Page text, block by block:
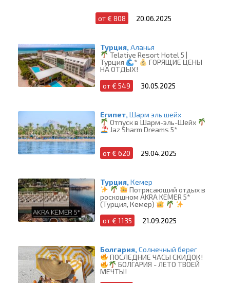
от € 808 20.06.2025
Турция, Аланья
Telatiye Resort Hotel 5 |
Турция
*
ГОРЯЩИЕ ЦЕНЫ
НА ОТДЫХ!
от € 549
30.05.2025
Египет, Шарм эль шейх
Отпуск в Шарм-эль-Шейх
Jaz Sharm Dreams 5*
от € 620 29.04.2025
Турция, Кемер
Потрясающий отдых в
роскошном AKRA KEMER 5*
(Турция, Кемер)
от € 1135
21.09.2025
Болгария, Солнечный берег
ПОСЛЕДНИЕ ЧАСЫ СКИДОК!
БОЛГАРИЯ - ЛЕТО ТВОЕЙ
МЕЧТЫ!